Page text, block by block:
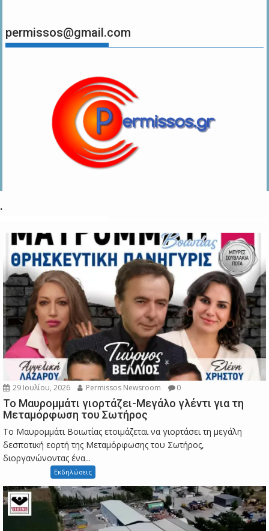
permissos@gmail.com
.
29 Ιουλίου, 2026 Permissos Newsroom 0
Το Μαυρομμάτι γιορτάζει-Μεγάλο γλέντι για τη
Μεταμόρφωση του Σωτήρος
Το Μαυρομμάτι Βοιωτίας ετοιμάζεται να γιορτάσει τη μεγάλη
δεσποτική εορτή της Μεταμόρφωσης του Σωτήρος,
διοργανώνοντας ένα...
Εκδηλώσεις